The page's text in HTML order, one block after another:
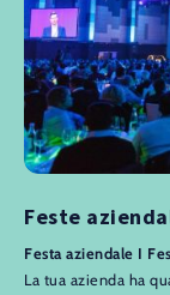
Feste
Festa aziendale I
La tua azienda ha